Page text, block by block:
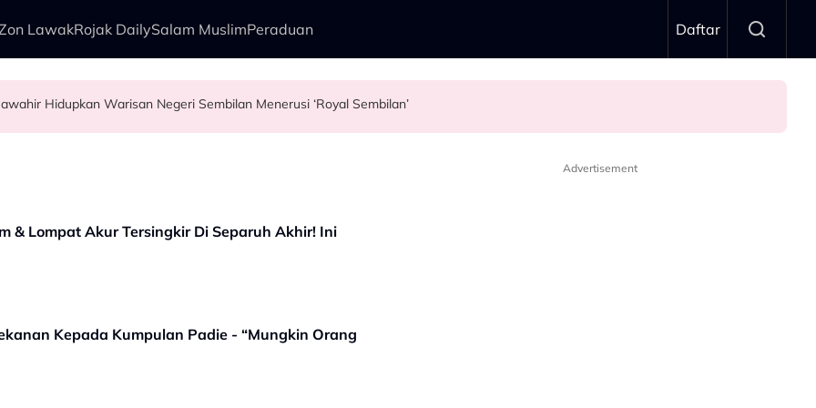
LawakRojak DailySalam MuslimPeraduan Daftar
Aziz Usia 74 tahun Bukan Penghalang, Tunku Puteri Jawahir Hidupkan Warisan Negeri Sembilan Menerusi ‘Royal Sembilan’
Airlines
Tangkap Ikan Segar Setiap Hari
& Lompat Akur Tersingkir Di Separuh Akhir! Ini
Kepada Kumpulan Padie - “Mungkin Orang
Advertisement